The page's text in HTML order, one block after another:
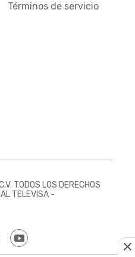
Términos de servicio
TODOS LOS DERECHOS
TELEVISA -
youtube